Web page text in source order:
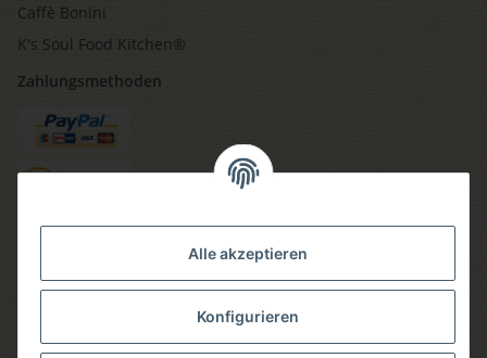
Alle akzeptieren
Konfigurieren
Caffè Bonini
K's Soul Food Kitchen®
Zahlungsmethoden
Versandmethoden